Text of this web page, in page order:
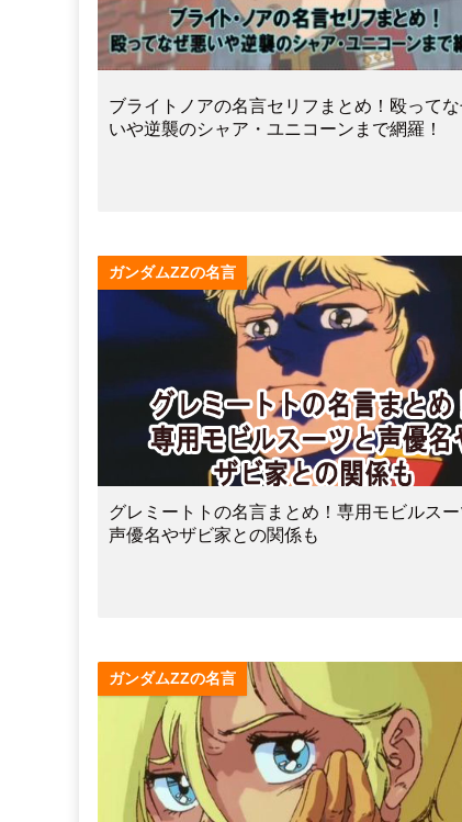
ブライトノアの名言セリフまとめ！殴って
いや逆襲のシャア・ユニコーンまで網羅！
ガンダムZZの名言
グレミートトの名言まとめ！専用モビルスー
声優名やザビ家との関係も
ガンダムZZの名言